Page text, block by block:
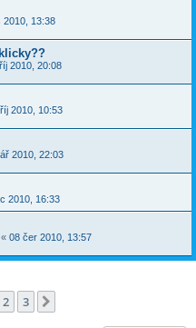
2010, 13:38
2010, 20:08
2010, 10:53
2010, 22:03
2010, 16:33
« 08 čer 2010, 13:57
2 3